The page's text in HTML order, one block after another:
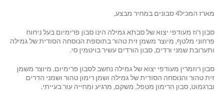
מארז המכיל4 סבונים במחיר מבצע,
סבון רוז מעודפי יצוא של סבתא גמילה הינו סבון פרימיום בעל ניחוח
פרחוני מלטף, מיוצר משמן זית טהור בתוספת הנוסחה הסודית של גמילה
ותערובת שמני ורדים, סבון הורדים עשיר בויטמין סי.
סבון רוזמרין מעודפי יצוא של גמילה נחשב לסבון פרימיום, מיוצר משמן
זית טהור והנוסחה הסודית של גמילה ושמן רימון טהור ושמני הדרים
וברגמוט, סבון הרימון מטפל, משקם, מרגיע ומחייה עור בעייתי.